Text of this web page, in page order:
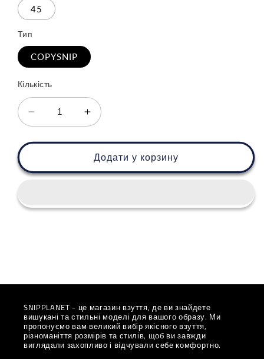
45
Тип
COPYSNIP
Кількість
Зменшити
кількість
для
Gel-
VIII
Збільшити
кількість
для
Asics
Gel-
VIII
Додати у корзину
SNIPPLANET - це магазин взуття, де ви знайдете
вишукані та стильні моделі для вашого образу. Ми
пропонуємо вам великий вибір якісного взуття,
різноманіття розмірів та стилів, щоб ви завжди
виглядали захопливо і відчували себе комфортно.